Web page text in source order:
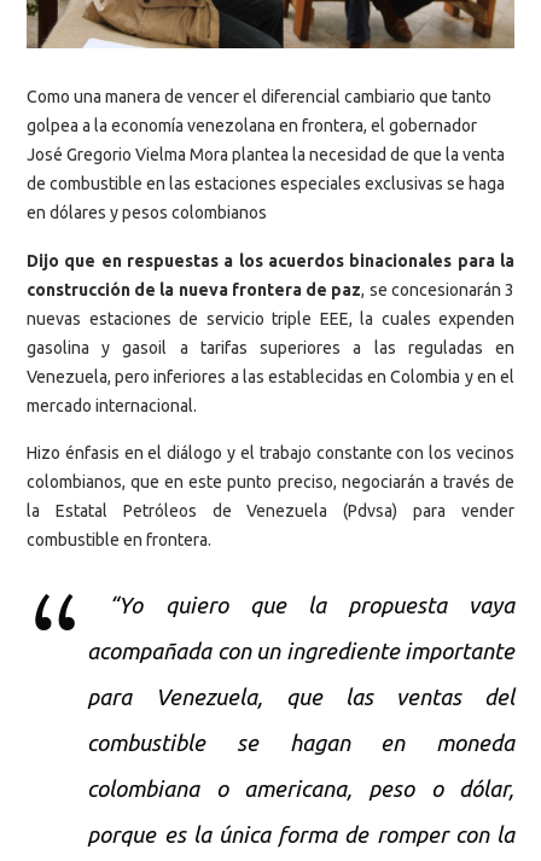
Como una manera de vencer el diferencial cambiario que tanto
golpea a la economía venezolana en frontera, el gobernador
José Gregorio Vielma Mora plantea la necesidad de que la venta
de combustible en las estaciones especiales exclusivas se haga
en dólares y pesos colombianos
Dijo que en respuestas a los acuerdos binacionales para la
construcción de la nueva frontera de paz, se concesionarán 3
nuevas estaciones de servicio triple EEE, la cuales expenden
gasolina y gasoil a tarifas superiores a las reguladas en
Venezuela, pero inferiores a las establecidas en Colombia y en el
mercado internacional.
Hizo énfasis en el diálogo y el trabajo constante con los vecinos
colombianos, que en este punto preciso, negociarán a través de
la Estatal Petróleos de Venezuela (Pdvsa) para vender
combustible en frontera.
“Yo quiero que la propuesta vaya
acompañada con un ingrediente importante
para Venezuela, que las ventas del
combustible se hagan en moneda
colombiana o americana, peso o dólar,
porque es la única forma de romper con la